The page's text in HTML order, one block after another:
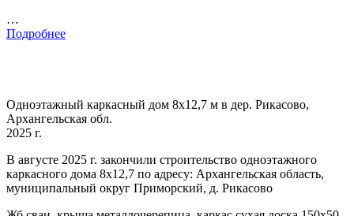
…
Подробнее
Одноэтажный каркасный дом 8х12,7 м в дер. Рикасово,
Архангельская обл.
2025 г.
В августе 2025 г. закончили строительство одноэтажного
каркасного дома 8х12,7 по адресу: Архангельская область,
муниципальный округ Приморский, д. Рикасово